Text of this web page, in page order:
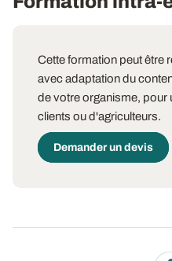
Cette formation peut être
avec adaptation du
de votre organisme, pour
clients ou d'agriculteurs.
Demander un devis